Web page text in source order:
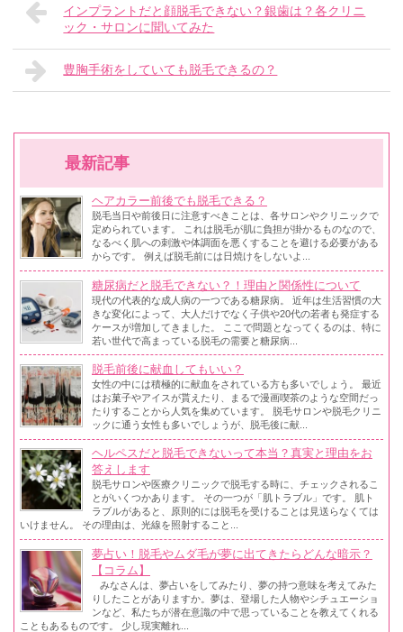
インプラントだと顔脱毛できない？銀歯は？各クリニ
ック・サロンに聞いてみた
豊胸手術をしていても脱毛できるの？
最新記事
ヘアカラー前後でも脱毛できる？
脱毛当日や前後日に注意すべきことは、各サロンやクリニックで
定められています。 これは脱毛が肌に負担が掛かるものなので、
なるべく肌への刺激や体調面を悪くすることを避ける必要がある
からです。 例えば脱毛前には日焼けをしないよ...
糖尿病だと脱毛できない？！理由と関係性について
現代の代表的な成人病の一つである糖尿病。 近年は生活習慣の大
きな変化によって、大人だけでなく子供や20代の若者も発症する
ケースが増加してきました。 ここで問題となってくるのは、特に
若い世代で高まっている脱毛の需要と糖尿病...
脱毛前後に献血してもいい？
女性の中には積極的に献血をされている方も多いでしょう。 最近
はお菓子やアイスが貰えたり、まるで漫画喫茶のような空間だっ
たりすることから人気を集めています。 脱毛サロンや脱毛クリニ
ックに通う女性も多いでしょうが、脱毛後に献...
ヘルペスだと脱毛できないって本当？真実と理由をお
答えします
脱毛サロンや医療クリニックで脱毛する時に、チェックされるこ
とがいくつかあります。 その一つが「肌トラブル」です。 肌ト
ラブルがあると、原則的には脱毛を受けることは見送らなくては
いけません。 その理由は、光線を照射すること...
夢占い！脱毛やムダ毛が夢に出てきたらどんな暗示？
【コラム】
みなさんは、夢占いをしてみたり、夢の持つ意味を考えてみた
りしたことがありますか。夢は、登場した人物やシチュエーショ
ンなど、私たちが潜在意識の中で思っていることを教えてくれる
こともあるものです。 少し現実離れ...